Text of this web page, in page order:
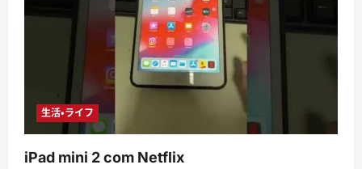
生活・ライフ
iPad mini 2 com Netflix